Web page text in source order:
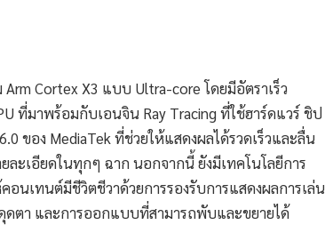
Cortex X3 แบบ Ultra-core โดยมีอัตราเร็ว
ที่มาพร้อมกับเอนจิน Ray Tracing ที่ใช้ฮาร์ดแวร์ ชิป
ของ MediaTek ที่ช่วยให้แสดงผลได้รวดเร็วและลื่น
ละเอียดในทุกๆ ฉาก นอกจากนี้ ยังมีเทคโนโลยีการ
อนเทนต์มีชีวิตชีวาด้วยการรองรับการแสดงผลการเล่น
ดตา และการออกแบบที่สามารถพับและขยายได้